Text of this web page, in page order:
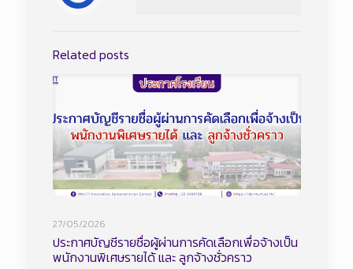
Related posts
27/05/2026
ประกาศบัญชีรายชื่อผู้ผ่านการคัดเลือกเพื่อจ้างเป็น
พนักงานพิเศษรายได้ และ ลูกจ้างชั่วคราว